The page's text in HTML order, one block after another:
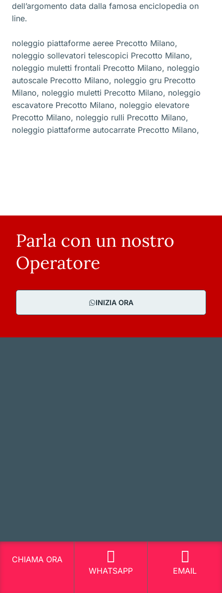
dell’argomento data dalla famosa enciclopedia on
line.
noleggio piattaforme aeree Precotto Milano,
noleggio sollevatori telescopici Precotto Milano,
noleggio muletti frontali Precotto Milano, noleggio
autoscale Precotto Milano, noleggio gru Precotto
Milano, noleggio muletti Precotto Milano, noleggio
escavatore Precotto Milano, noleggio elevatore
Precotto Milano, noleggio rulli Precotto Milano,
noleggio piattaforme autocarrate Precotto Milano,
Parla con un nostro
Operatore
INIZIA ORA
CHIAMA ORA
WHATSAPP
EMAIL